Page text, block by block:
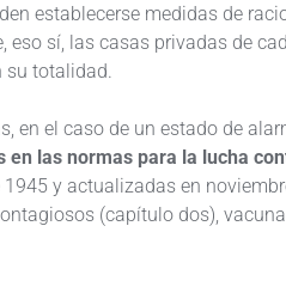
establecerse medidas de
eso sí, las casas privadas de
su totalidad.
en el caso de un estado de
en las normas para la lucha
1945 y actualizadas en
(capítulo dos),